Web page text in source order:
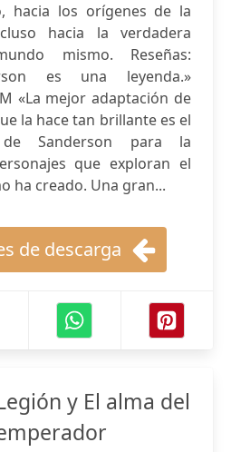
hacia los orígenes de la
hacia la verdadera
mismo. Reseñas:
es una leyenda.»
«La mejor adaptación de
la hace tan brillante es el
Sanderson para la
que exploran el
ha creado. Una gran...
de descarga
y El alma del